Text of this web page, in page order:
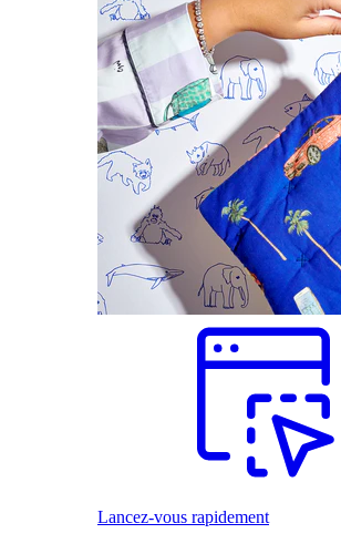
Lancez-vous rapidement